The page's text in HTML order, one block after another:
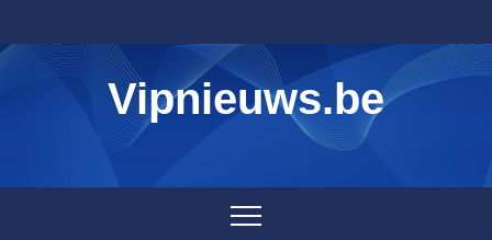
to
content
Vipnieuws.be